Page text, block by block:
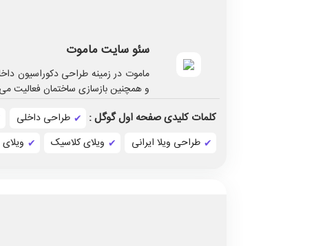
سئو سایت ماموت
ماموت در زمینه طراحی دکوراسیون
و همچنین بازسازی ساختمان فعالیت
کلمات کلیدی صفحه اول گوگل : طراحی داخلی
طراحی ویلا ایرانی
ویلای کلاسیک